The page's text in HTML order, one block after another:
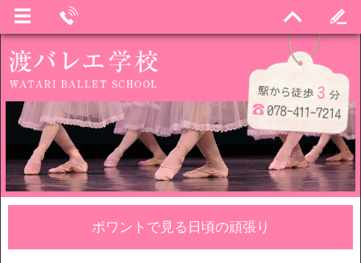
ポワントで見る日頃の頑張り